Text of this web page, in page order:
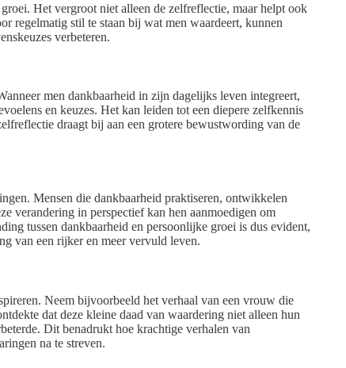
Het vergroot niet alleen de zelfreflectie, maar helpt ook
regelmatig stil te staan bij wat men waardeert, kunnen
verbeteren.
men dankbaarheid in zijn dagelijks leven integreert,
en keuzes. Het kan leiden tot een diepere zelfkennis
draagt bij aan een grotere bewustwording van de
Mensen die dankbaarheid praktiseren, ontwikkelen
verandering in perspectief kan hen aanmoedigen om
tussen dankbaarheid en persoonlijke groei is dus evident,
van een rijker en meer vervuld leven.
Neem bijvoorbeeld het verhaal van een vrouw die
dat deze kleine daad van waardering niet alleen hun
Dit benadrukt hoe krachtige verhalen van
na te streven.